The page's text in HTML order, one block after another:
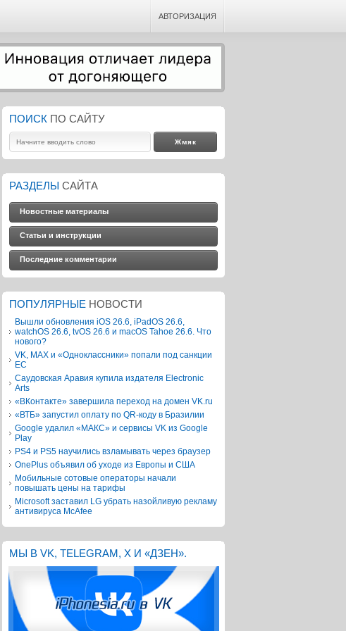
АВТОРИЗАЦИЯ
ПОИСК ПО САЙТУ
РАЗДЕЛЫ САЙТА
Новостные материалы
Статьи и инструкции
Последние комментарии
ПОПУЛЯРНЫЕ НОВОСТИ
Вышли обновления iOS 26.6, iPadOS 26.6,
watchOS 26.6, tvOS 26.6 и macOS Tahoe 26.6. Что
нового?
VK, MAX и «Одноклассники» попали под санкции
ЕС
Саудовская Аравия купила издателя Electronic
Arts
«ВКонтакте» завершила переход на домен VK.ru
«ВТБ» запустил оплату по QR-коду в Бразилии
Google удалил «МАКС» и сервисы VK из Google
Play
PS4 и PS5 научились взламывать через браузер
OnePlus объявил об уходе из Европы и США
Мобильные сотовые операторы начали
повышать цены на тарифы
Microsoft заставил LG убрать назойливую рекламу
антивируса McAfee
МЫ В VK, TELEGRAM, X И «ДЗЕН».